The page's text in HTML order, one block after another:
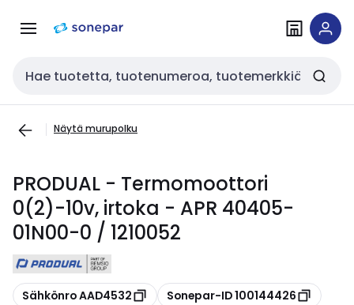
navigointiinsisältöön
Haku
Näytä murupolku
PRODUAL - Termomoottori
0(2)-10v, irtoka - APR 40405-
01N00-0 / 1210052
Kopioi
Sähkönro AAD4532 Kopioi
Sonepar-ID 100144426